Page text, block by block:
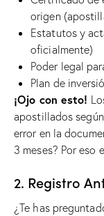
origen
Estatutos y
oficialmente)
Poder legal
Plan de
¡Ojo con esto!
apostillados
error en la
3 meses? Por eso
2. Registro
¿Te has